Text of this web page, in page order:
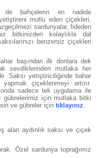
de bahçelerin en nadide
mutlu eden çiçekleri,
sardunyalar, fideden
bitkinizden kolaylıkla dal
benzersiz çiçekleri
başından ilk donlara dek
sevdiklerinden mutlaka her
Saksı yetiştiriciliğinde bahar
çiçeklenmeyi artırır.
sadece tek uygulama ile
gübrelerimiz için mutlaka bitki
ve gübreler için tıklayınız.
alan aydınlık saksı ve çiçek
Özel sardunya toprağımız